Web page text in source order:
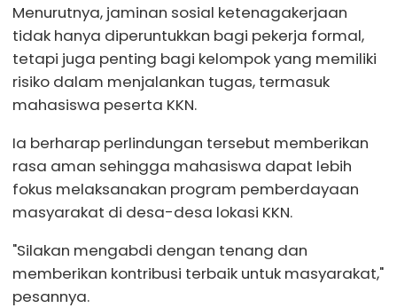
Menurutnya, jaminan sosial ketenagakerjaan
tidak hanya diperuntukkan bagi pekerja formal,
tetapi juga penting bagi kelompok yang memiliki
risiko dalam menjalankan tugas, termasuk
mahasiswa peserta KKN.
Ia berharap perlindungan tersebut memberikan
rasa aman sehingga mahasiswa dapat lebih
fokus melaksanakan program pemberdayaan
masyarakat di desa-desa lokasi KKN.
"Silakan mengabdi dengan tenang dan
memberikan kontribusi terbaik untuk masyarakat,"
pesannya.